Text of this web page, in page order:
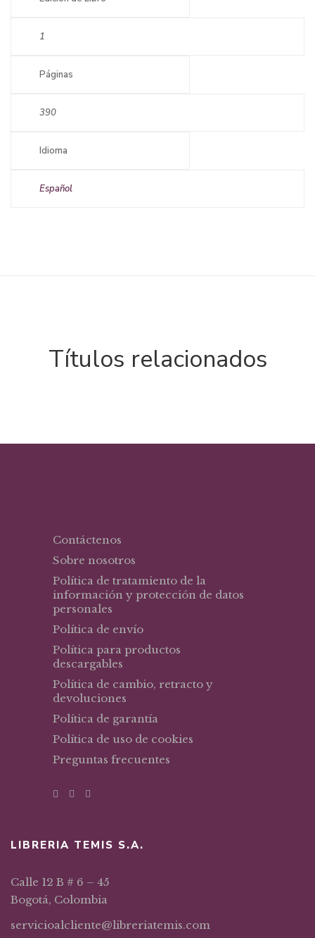
1
Páginas
390
Idioma
Español
Títulos relacionados
Contáctenos
Sobre nosotros
Política de tratamiento de la
información y protección de datos
personales
Política de envío
Política para productos
descargables
Política de cambio, retracto y
devoluciones
Política de garantía
Política de uso de cookies
Preguntas frecuentes
LIBRERIA TEMIS S.A.
Calle 12 B # 6 – 45
Bogotá, Colombia
servicioalcliente@libreriatemis.com